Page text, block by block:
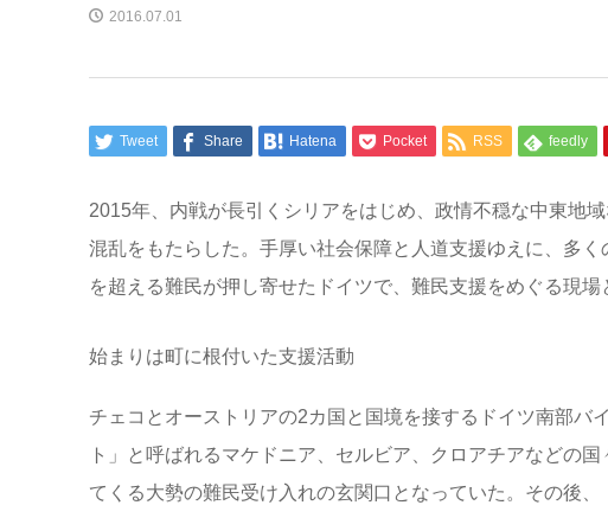
2016.07.01
Tweet Share Hatena Pocket RSS feedly
2015年、内戦が長引くシリアをはじめ、政情不穏な中東地
混乱をもたらした。手厚い社会保障と人道支援ゆえに、多
を超える難民が押し寄せたドイツで、難民支援をめぐる現場
始まりは町に根付いた支援活動
チェコとオーストリアの2カ国と国境を接するドイツ南部バ
ト」と呼ばれるマケドニア、セルビア、クロアチアなどの
てくる大勢の難民受け入れの玄関口となっていた。その後